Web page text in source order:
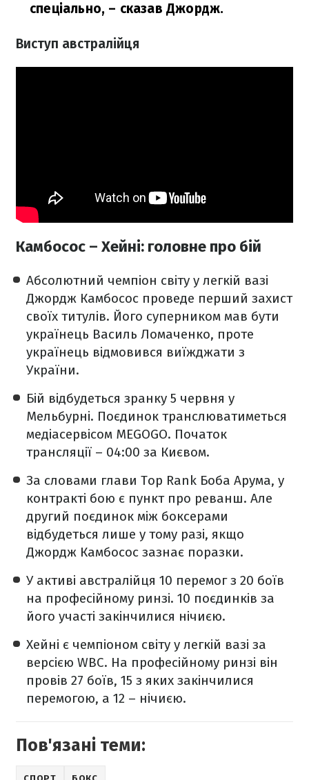
спеціально, – сказав Джордж.
Виступ австралійця
Камбосос – Хейні: головне про бій
Абсолютний чемпіон світу у легкій вазі
Джордж Камбосос проведе перший захист
своїх титулів. Його суперником мав бути
українець Василь Ломаченко, проте
українець відмовився виїжджати з
України.
Бій відбудеться зранку 5 червня у
Мельбурні. Поєдинок транслюватиметься
медіасервісом MEGOGO. Початок
трансляції – 04:00 за Києвом.
За словами глави Top Rank Боба Арума, у
контракті бою є пункт про реванш. Але
другий поєдинок між боксерами
відбудеться лише у тому разі, якщо
Джордж Камбосос зазнає поразки.
У активі австралійця 10 перемог з 20 боїв
на професійному ринзі. 10 поєдинків за
його участі закінчилися нічиєю.
Хейні є чемпіоном світу у легкій вазі за
версією WBC. На професійному ринзі він
провів 27 боїв, 15 з яких закінчилися
перемогою, а 12 – нічиєю.
Пов'язані теми: